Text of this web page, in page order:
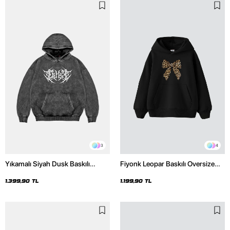
3
Yıkamalı Siyah Dusk Baskılı
1.399,90 TL
4
Fiyonk Leopar Baskılı Oversize
1.199,90 TL